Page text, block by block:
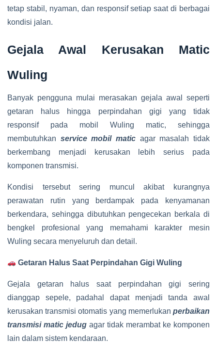
tetap stabil, nyaman, dan responsif setiap saat di berbagai
kondisi jalan.
Gejala Awal Kerusakan Matic
Wuling
Banyak pengguna mulai merasakan gejala awal seperti
getaran halus hingga perpindahan gigi yang tidak
responsif pada mobil Wuling matic, sehingga
membutuhkan service mobil matic agar masalah tidak
berkembang menjadi kerusakan lebih serius pada
komponen transmisi.
Kondisi tersebut sering muncul akibat kurangnya
perawatan rutin yang berdampak pada kenyamanan
berkendara, sehingga dibutuhkan pengecekan berkala di
bengkel profesional yang memahami karakter mesin
Wuling secara menyeluruh dan detail.
Getaran Halus Saat Perpindahan Gigi Wuling
Gejala getaran halus saat perpindahan gigi sering
dianggap sepele, padahal dapat menjadi tanda awal
kerusakan transmisi otomatis yang memerlukan perbaikan
transmisi matic jedug agar tidak merambat ke komponen
lain dalam sistem kendaraan.